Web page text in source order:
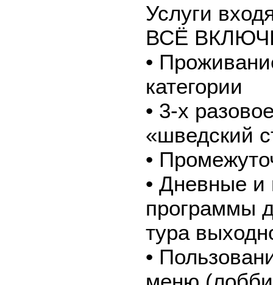
Услуги
ВСЁ
•
категории
• 3-х
«шведский
•
• Дневные и
программы
тура
•